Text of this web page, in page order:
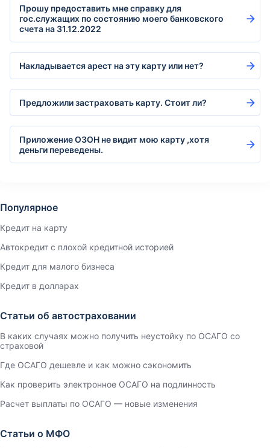
Прошу предоставить мне справку для
гос.служащих по состоянию моего банковского
счета на 31.12.2022
Накладывается арест на эту карту или нет?
Предложили застраховать карту. Стоит ли?
Приложение ОЗОН не видит мою карту ,хотя
деньги переведены.
Популярное
Кредит на карту
Автокредит с плохой кредитной историей
Кредит для малого бизнеса
Кредит в долларах
Статьи об автостраховании
В каких случаях можно получить неустойку по ОСАГО со
страховой
Где ОСАГО дешевле и как можно сэкономить
Как проверить электронное ОСАГО на подлинность
Расчет выплаты по ОСАГО — новые изменения
Статьи о МФО